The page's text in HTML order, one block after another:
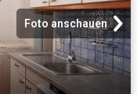
Foto anschauen